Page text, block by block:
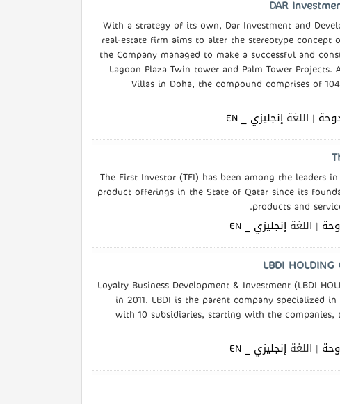
With a strategy of its own, Dar Investment and
real-estate firm aims to alter the stereotype concept
the Company managed to make a successful and
Lagoon Plaza Twin tower and Palm Tower
Villas in Doha, the compound comprises of
| اللغة إنجليزي _ EN
The First Investor (TFI) has been among the leaders
product offerings in the State of Qatar since its
products and
| اللغة إنجليزي _ EN
Loyalty Business Development & Investment (LBDI
in 2011. LBDI is the parent company specialized
with 10 subsidiaries, starting with the
| اللغة إنجليزي _ EN